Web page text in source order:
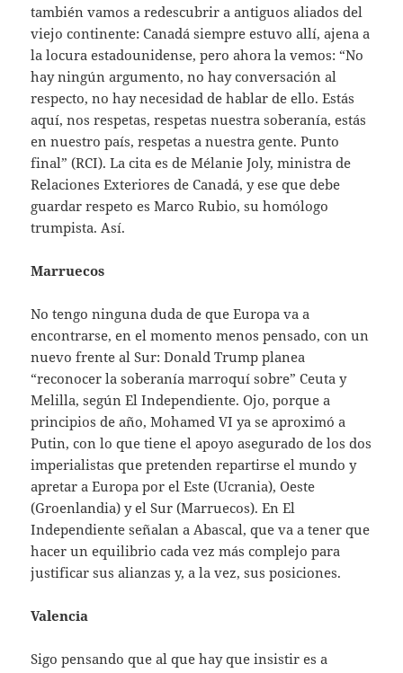
también vamos a redescubrir a antiguos aliados del
viejo continente: Canadá siempre estuvo allí, ajena a
la locura estadounidense, pero ahora la vemos: “No
hay ningún argumento, no hay conversación al
respecto, no hay necesidad de hablar de ello. Estás
aquí, nos respetas, respetas nuestra soberanía, estás
en nuestro país, respetas a nuestra gente. Punto
final” (RCI). La cita es de Mélanie Joly, ministra de
Relaciones Exteriores de Canadá, y ese que debe
guardar respeto es Marco Rubio, su homólogo
trumpista. Así.
Marruecos
No tengo ninguna duda de que Europa va a
encontrarse, en el momento menos pensado, con un
nuevo frente al Sur: Donald Trump planea
“reconocer la soberanía marroquí sobre” Ceuta y
Melilla, según El Independiente. Ojo, porque a
principios de año, Mohamed VI ya se aproximó a
Putin, con lo que tiene el apoyo asegurado de los dos
imperialistas que pretenden repartirse el mundo y
apretar a Europa por el Este (Ucrania), Oeste
(Groenlandia) y el Sur (Marruecos). En El
Independiente señalan a Abascal, que va a tener que
hacer un equilibrio cada vez más complejo para
justificar sus alianzas y, a la vez, sus posiciones.
Valencia
Sigo pensando que al que hay que insistir es a